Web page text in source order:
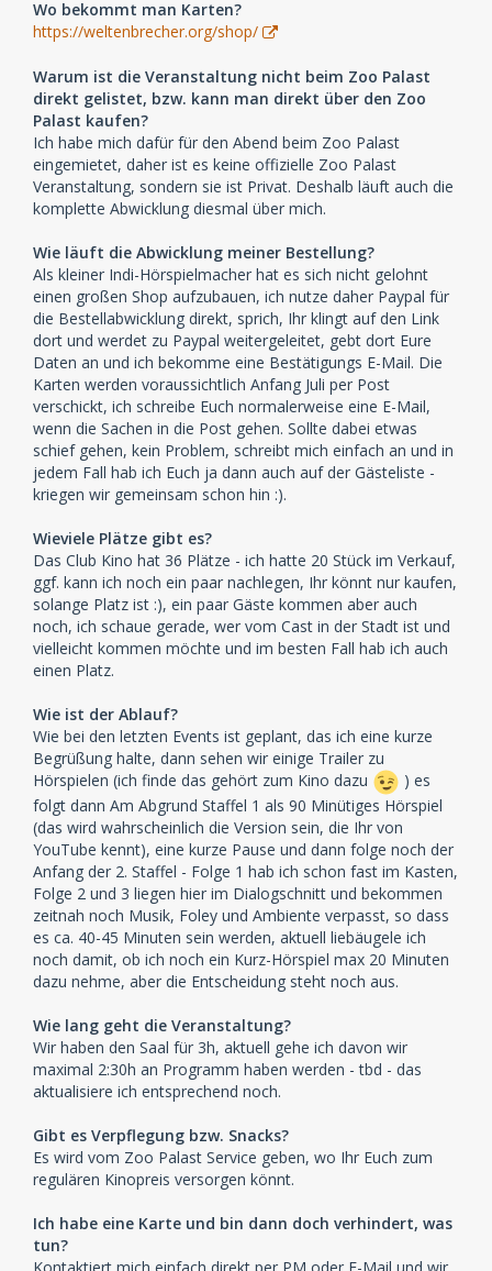
Wo bekommt man Karten?
https://weltenbrecher.org/shop/
Warum ist die Veranstaltung nicht beim Zoo Palast
direkt gelistet, bzw. kann man direkt über den Zoo
Palast kaufen?
Ich habe mich dafür für den Abend beim Zoo Palast
eingemietet, daher ist es keine offizielle Zoo Palast
Veranstaltung, sondern sie ist Privat. Deshalb läuft auch die
komplette Abwicklung diesmal über mich.
Wie läuft die Abwicklung meiner Bestellung?
Als kleiner Indi-Hörspielmacher hat es sich nicht gelohnt
einen großen Shop aufzubauen, ich nutze daher Paypal für
die Bestellabwicklung direkt, sprich, Ihr klingt auf den Link
dort und werdet zu Paypal weitergeleitet, gebt dort Eure
Daten an und ich bekomme eine Bestätigungs E-Mail. Die
Karten werden voraussichtlich Anfang Juli per Post
verschickt, ich schreibe Euch normalerweise eine E-Mail,
wenn die Sachen in die Post gehen. Sollte dabei etwas
schief gehen, kein Problem, schreibt mich einfach an und in
jedem Fall hab ich Euch ja dann auch auf der Gästeliste -
kriegen wir gemeinsam schon hin :).
Wieviele Plätze gibt es?
Das Club Kino hat 36 Plätze - ich hatte 20 Stück im Verkauf,
ggf. kann ich noch ein paar nachlegen, Ihr könnt nur kaufen,
solange Platz ist :), ein paar Gäste kommen aber auch
noch, ich schaue gerade, wer vom Cast in der Stadt ist und
vielleicht kommen möchte und im besten Fall hab ich auch
einen Platz.
Wie ist der Ablauf?
Wie bei den letzten Events ist geplant, das ich eine kurze
Begrüßung halte, dann sehen wir einige Trailer zu
Hörspielen (ich finde das gehört zum Kino dazu
) es
folgt dann Am Abgrund Staffel 1 als 90 Minütiges Hörspiel
(das wird wahrscheinlich die Version sein, die Ihr von
YouTube kennt), eine kurze Pause und dann folge noch der
Anfang der 2. Staffel - Folge 1 hab ich schon fast im Kasten,
Folge 2 und 3 liegen hier im Dialogschnitt und bekommen
zeitnah noch Musik, Foley und Ambiente verpasst, so dass
es ca. 40-45 Minuten sein werden, aktuell liebäugele ich
noch damit, ob ich noch ein Kurz-Hörspiel max 20 Minuten
dazu nehme, aber die Entscheidung steht noch aus.
Wie lang geht die Veranstaltung?
Wir haben den Saal für 3h, aktuell gehe ich davon wir
maximal 2:30h an Programm haben werden - tbd - das
aktualisiere ich entsprechend noch.
Gibt es Verpflegung bzw. Snacks?
Es wird vom Zoo Palast Service geben, wo Ihr Euch zum
regulären Kinopreis versorgen könnt.
Ich habe eine Karte und bin dann doch verhindert, was
tun?
Kontaktiert mich einfach direkt per PM oder E-Mail und wir